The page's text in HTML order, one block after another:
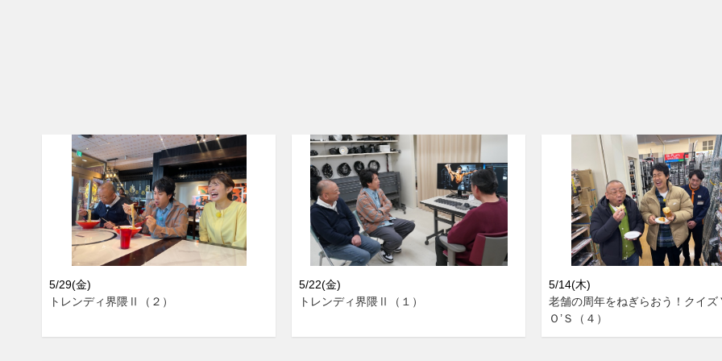
5/29(金)
トレンディ界隈Ⅱ（２）
5/22(金)
トレンディ界隈Ⅱ（１）
5/14(木)
老舗の周年をねぎらおう！クイズ
Ｏ’Ｓ（４）